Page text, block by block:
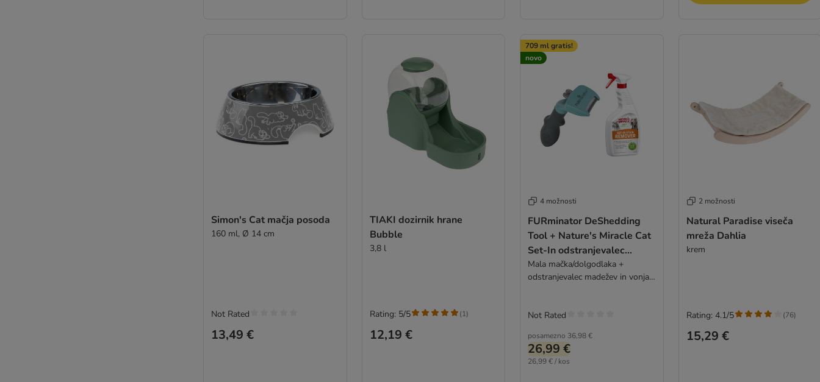
Simon's Cat mačja posoda
160 ml, Ø 14 cm
13,49 €
Not Rated
TIAKI dozirnik hrane
Bubble
3,8 l
12,19 €
Rating: 5/5 (1)
709 ml gratis!
novo
4 možnosti
FURminator DeShedding
Tool + Nature's Miracle Cat
Set-In odstranjevalec
madežev in vonjav gratis!
Mala mačka/dolgodlaka +
odstranjevalec madežev in vonjav
posamezno 36,98 €
26,99 €
26,99 € / kos
Not Rated
2 možnosti
Natural Paradise viseča
mreža Dahlia
krem
15,29 €
Rating: 4.1/5 (76)